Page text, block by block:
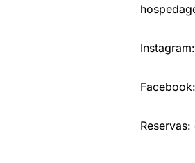
Reservas: